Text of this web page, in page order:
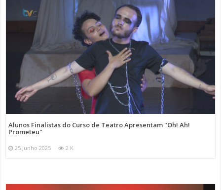
Alunos Finalistas do Curso de Teatro Apresentam "Oh! Ah!
Prometeu"
25 Junho 2025 2 K